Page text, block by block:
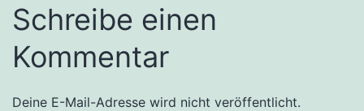
Schreibe einen
Kommentar
Deine E-Mail-Adresse wird nicht veröffentlicht.